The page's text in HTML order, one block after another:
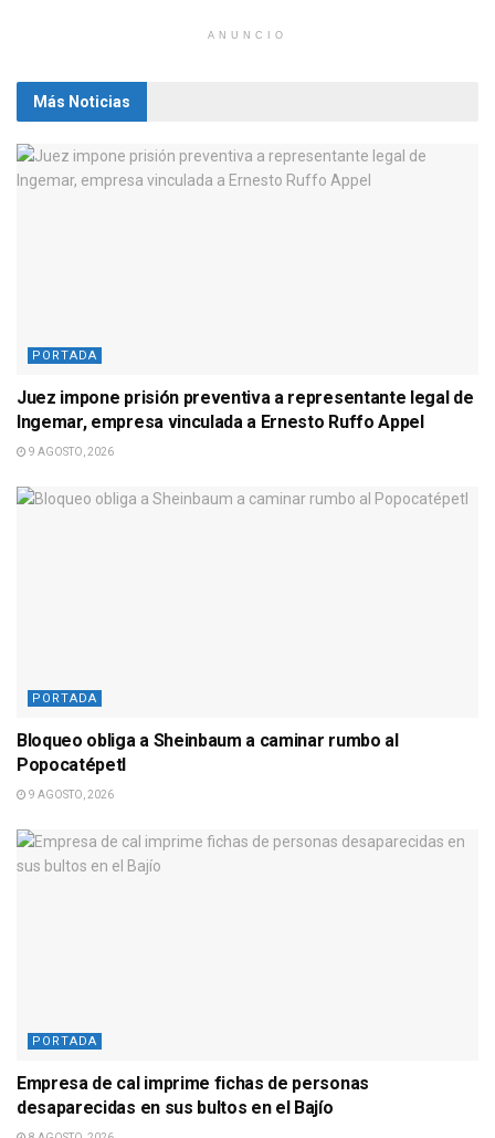
ANUNCIO
Más Noticias
PORTADA
Juez impone prisión preventiva a representante legal de
Ingemar, empresa vinculada a Ernesto Ruffo Appel
9 AGOSTO, 2026
PORTADA
Bloqueo obliga a Sheinbaum a caminar rumbo al
Popocatépetl
9 AGOSTO, 2026
PORTADA
Empresa de cal imprime fichas de personas
desaparecidas en sus bultos en el Bajío